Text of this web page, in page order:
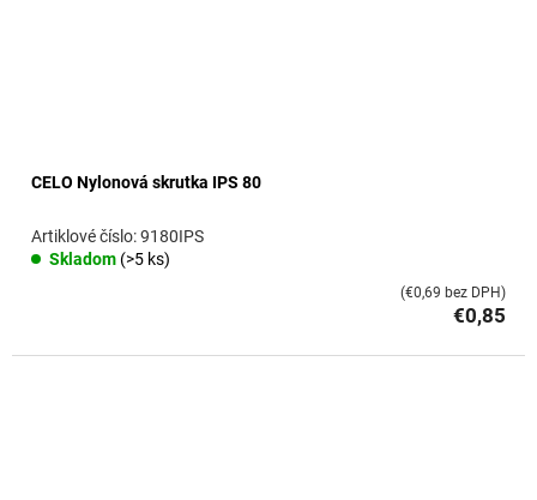
CELO Nylonová skrutka IPS 80
Skladom (>5 ks)
9180IPS
€0,85
(€0,69 bez DPH)